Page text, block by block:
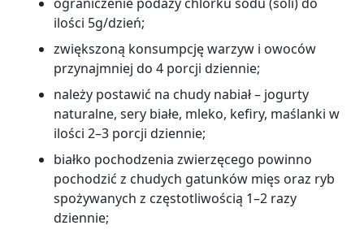
ilości 5g/dzień;
zwiększoną konsumpcję warzyw i owoców
przynajmniej do 4 porcji dziennie;
należy postawić na chudy nabiał – jogurty
naturalne, sery białe, mleko, kefiry, maślanki w
ilości 2–3 porcji dziennie;
białko pochodzenia zwierzęcego powinno
pochodzić z chudych gatunków mięs oraz ryb
spożywanych z częstotliwością 1–2 razy
dziennie;